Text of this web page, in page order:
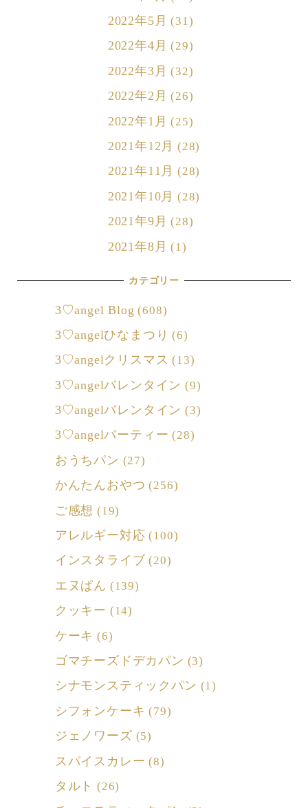
2022年5月 (31)
2022年4月 (29)
2022年3月 (32)
2022年2月 (26)
2022年1月 (25)
2021年12月 (28)
2021年11月 (28)
2021年10月 (28)
2021年9月 (28)
2021年8月 (1)
カテゴリー
3♡angel Blog (608)
3♡angelひなまつり (6)
3♡angelクリスマス (13)
3♡angelバレンタイン (9)
3♡angelバレンタイン (3)
3♡angelパーティー (28)
おうちパン (27)
かんたんおやつ (256)
ご感想 (19)
アレルギー対応 (100)
インスタライブ (20)
エヌぱん (139)
クッキー (14)
ケーキ (6)
ゴマチーズドデカパン (3)
シナモンスティックパン (1)
シフォンケーキ (79)
ジェノワーズ (5)
スパイスカレー (8)
タルト (26)